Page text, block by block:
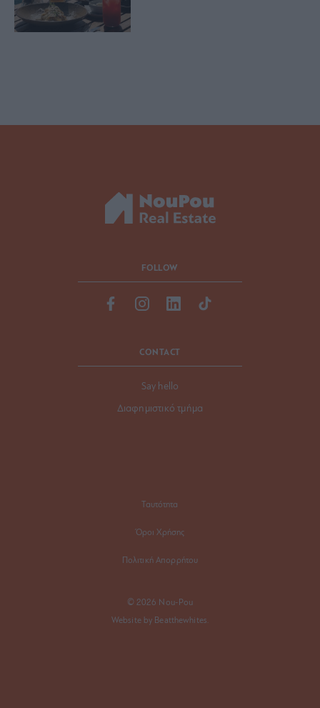
FOLLOW
CONTACT
Say hello
Διαφημιστικό τμήμα
Ταυτότητα
Όροι Χρήσης
Πολιτική Απορρήτου
© 2026 Nou-Pou
Website by Beatthewhites.